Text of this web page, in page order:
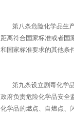
第八条危险化学品生产
距离符合国家标准或者国
和国家标准要求的其他条
第九条设立剧毒化学品
政府负责危险化学品安全
化学品的燃点、自燃点、